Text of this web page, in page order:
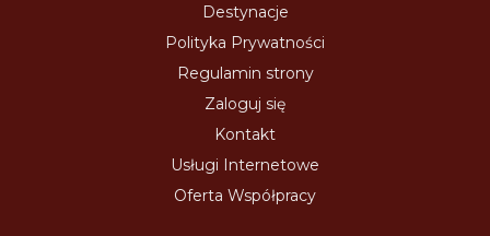
Destynacje
Polityka Prywatności
Regulamin strony
Zaloguj się
Kontakt
Usługi Internetowe
Oferta Współpracy